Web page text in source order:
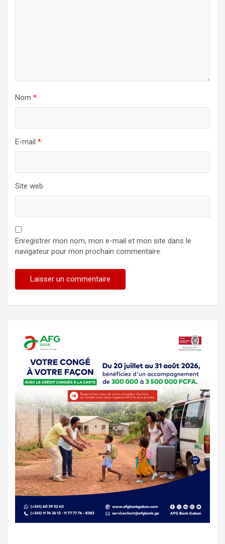
Nom *
E-mail *
Site web
Enregistrer mon nom, mon e-mail et mon site dans le
navigateur pour mon prochain commentaire.